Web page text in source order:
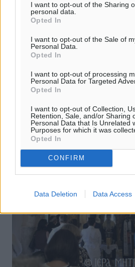
I want to opt-out of the Sharing
personal data.
Opted In
I want to opt-out of the Sale of
Personal Data.
Opted In
I want to opt-out of processing
Personal Data for Targeted
Opted In
I want to opt-out of Collection,
Retention, Sale, and/or Sharing
Personal Data that Is Unrelated
Purposes for which it was
Opted In
CONFIRM
Data Deletion Data Access
στους ΙΔΑΧ και ΙΔΟΧ
Κοινοβουλευτική παρέμβαση προς
Εργασίας και Κοινωνικής
Βουλευτής Δωδεκανήσου της
11.06.26, 18:20